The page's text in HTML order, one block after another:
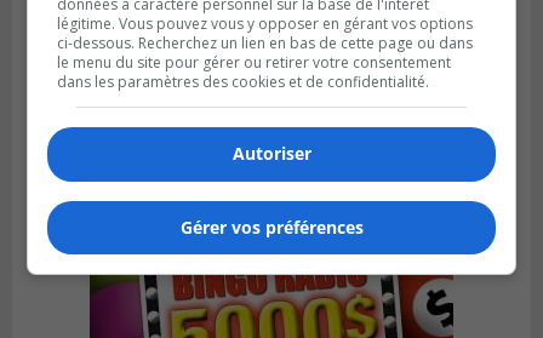
SAINT-CATHERINE
Publié le 30 juillet 2026 à 07h58
Sainte-Catherine prolonge son aide
financière au Complexe Le Partage
données à caractère personnel sur la base de l'intérêt
légitime. Vous pouvez vous y opposer en gérant vos options
ci-dessous. Recherchez un lien en bas de cette page ou dans
le menu du site pour gérer ou retirer votre consentement
dans les paramètres des cookies et de confidentialité.
Autoriser
Gérer vos préférences